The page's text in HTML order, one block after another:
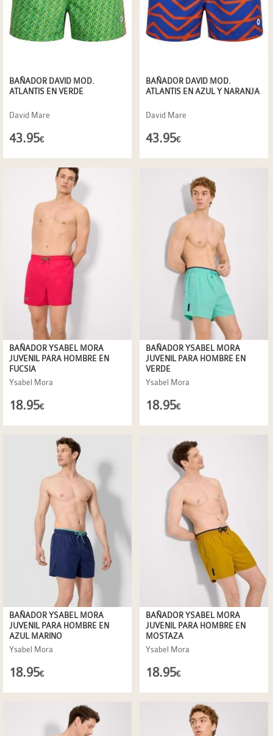
BAÑADOR DAVID MOD.
ATLANTIS EN VERDE
David Mare
43.95€
BAÑADOR DAVID MOD.
ATLANTIS EN AZUL Y NARANJA
David Mare
43.95€
BAÑADOR YSABEL MORA
JUVENIL PARA HOMBRE EN
FUCSIA
Ysabel Mora
18.95€
BAÑADOR YSABEL MORA
JUVENIL PARA HOMBRE EN
VERDE
Ysabel Mora
18.95€
BAÑADOR YSABEL MORA
JUVENIL PARA HOMBRE EN
AZUL MARINO
Ysabel Mora
18.95€
BAÑADOR YSABEL MORA
JUVENIL PARA HOMBRE EN
MOSTAZA
Ysabel Mora
18.95€